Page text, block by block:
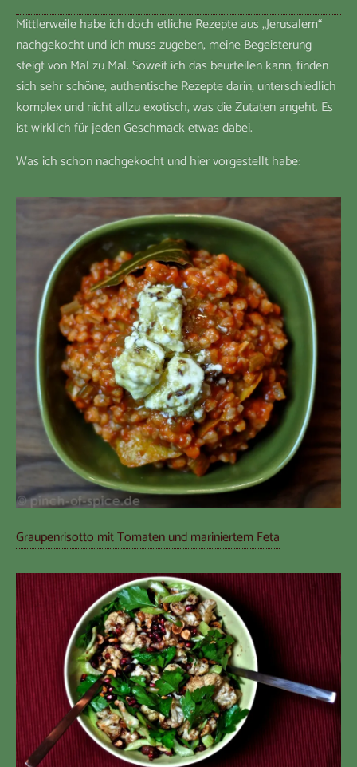
Mittlerweile habe ich doch etliche Rezepte aus „Jerusalem“
nachgekocht und ich muss zugeben, meine Begeisterung
steigt von Mal zu Mal. Soweit ich das beurteilen kann, finden
sich sehr schöne, authentische Rezepte darin, unterschiedlich
komplex und nicht allzu exotisch, was die Zutaten angeht. Es
ist wirklich für jeden Geschmack etwas dabei.
Was ich schon nachgekocht und hier vorgestellt habe:
Graupenrisotto mit Tomaten und mariniertem Feta